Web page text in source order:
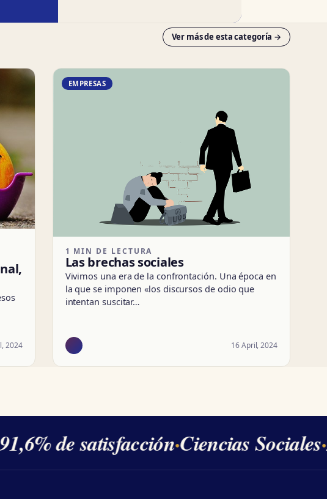
Ver más de esta categoría →
2024
EMPRESAS
1 MIN DE LECTURA
Las brechas sociales
Vivimos una era de la confrontación. Una época en
la que se imponen «los discursos de odio que
intentan suscitar…
16 April, 2024
de satisfacción·Ciencias Sociales·